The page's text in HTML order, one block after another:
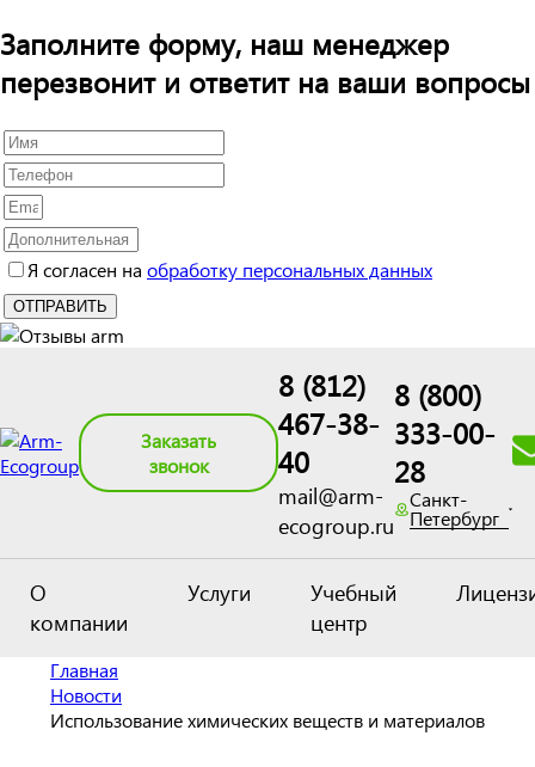
Заполните форму, наш менеджер
перезвонит и ответит на ваши вопросы
Я согласен на обработку персональных данных
Заказать
звонок
8 (812)
467-38-
40
mail@arm-
ecogroup.ru
8 (800)
333-00-
28
Санкт-
Петербург
О
компании
Услуги
Учебный
центр
Главная
Новости
Использование химических веществ и материалов